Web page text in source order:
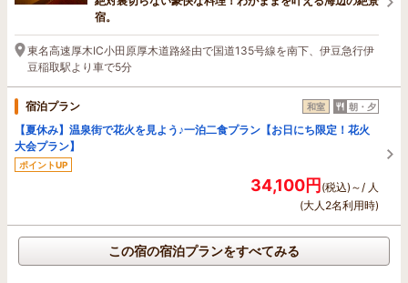
宿。
東名高速厚木IC小田原厚木道路経由で国道135号線を南下、伊豆急行伊
豆稲取駅より車で5分
宿泊プラン 和室 朝・夕
【夏休み】温泉街で花火を見よう♪一泊二食プラン【お日にち限定！花火
大会プラン】
ポイントUP
34,100円(税込)～/ 人
(大人2名利用時)
この宿の宿泊プランをすべてみる